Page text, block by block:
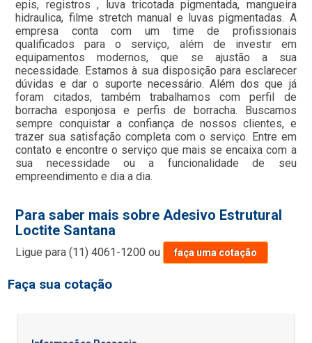
epis, registros , luva tricotada pigmentada, mangueira
hidraulica, filme stretch manual e luvas pigmentadas. A
empresa conta com um time de profissionais
qualificados para o serviço, além de investir em
equipamentos modernos, que se ajustão a sua
necessidade. Estamos à sua disposição para esclarecer
dúvidas e dar o suporte necessário. Além dos que já
foram citados, também trabalhamos com perfil de
borracha esponjosa e perfis de borracha. Buscamos
sempre conquistar a confiança de nossos clientes, e
trazer sua satisfação completa com o serviço. Entre em
contato e encontre o serviço que mais se encaixa com a
sua necessidade ou a funcionalidade de seu
empreendimento e dia a dia.
Para saber mais sobre Adesivo Estrutural
Loctite Santana
Ligue para(11) 4061-1200 ou faça uma cotação
Faça sua cotação